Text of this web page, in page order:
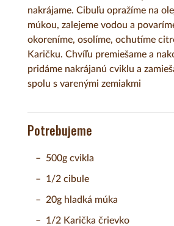
nakrájame. Cibuľu opražíme na
múkou, zalejeme vodou a
okoreníme, osolíme, ochutíme
Karičku. Chvíľu premiešame a
pridáme nakrájanú cviklu a
spolu s varenými zemiakmi
Potrebujeme
500g cvikla
1/2 cibule
20g hladká múka
1/2 Karička črievko